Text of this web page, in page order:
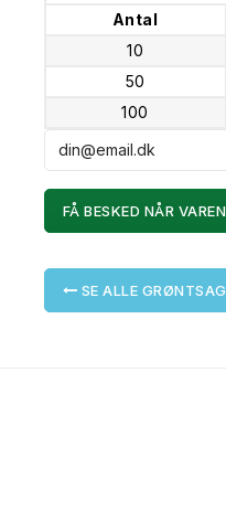
Antal
10
50
100
FÅ BESKED NÅR
SE ALLE